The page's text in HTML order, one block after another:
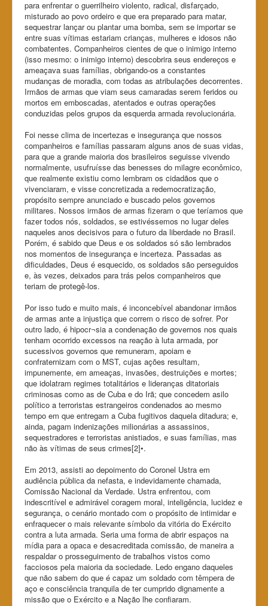
para enfrentar o guerrilheiro violento, radical, disfarçado,
misturado ao povo ordeiro e que era preparado para matar,
sequestrar lançar ou plantar uma bomba, sem se importar se
entre suas vítimas estariam crianças, mulheres e idosos não
combatentes. Companheiros cientes de que o inimigo interno
(isso mesmo: o inimigo interno) descobrira seus endereços e
ameaçava suas famílias, obrigando-os a constantes
mudanças de moradia, com todas as atribulações decorrentes.
Irmãos de armas que viam seus camaradas serem feridos ou
mortos em emboscadas, atentados e outras operações
conduzidas pelos grupos da esquerda armada revolucionária.
Foi nesse clima de incertezas e insegurança que nossos
companheiros e famílias passaram alguns anos de suas vidas,
para que a grande maioria dos brasileiros seguisse vivendo
normalmente, usufruísse das benesses do milagre econômico,
que realmente existiu como lembram os cidadãos que o
vivenciaram, e visse concretizada a redemocratização,
propósito sempre anunciado e buscado pelos governos
militares. Nossos irmãos de armas fizeram o que teríamos que
fazer todos nós, soldados, se estivéssemos no lugar deles
naqueles anos decisivos para o futuro da liberdade no Brasil.
Porém, é sabido que Deus e os soldados só são lembrados
nos momentos de insegurança e incerteza. Passadas as
dificuldades, Deus é esquecido, os soldados são perseguidos
e, às vezes, deixados para trás pelos companheiros que
teriam de protegê-los.
Por isso tudo e muito mais, é inconcebível abandonar irmãos
de armas ante a injustiça que correm o risco de sofrer. Por
outro lado, é hipocr¬sia a condenação de governos nos quais
tenham ocorrido excessos na reação à luta armada, por
sucessivos governos que remuneram, apoiam e
confraternizam com o MST, cujas ações resultam,
impunemente, em ameaças, invasões, destruições e mortes;
que idolatram regimes totalitários e lideranças ditatoriais
criminosas como as de Cuba e do Irã; que concedem asilo
político a terroristas estrangeiros condenados ao mesmo
tempo em que entregam a Cuba fugitivos daquela ditadura; e,
ainda, pagam indenizações milionárias a assassinos,
sequestradores e terroristas anistiados, e suas famílias, mas
não às vítimas de seus crimes[2]•.
Em 2013, assisti ao depoimento do Coronel Ustra em
audiência pública da nefasta, e indevidamente chamada,
Comissão Nacional da Verdade. Ustra enfrentou, com
indescritível e admirável coragem moral, inteligência, lucidez e
segurança, o cenário montado com o propósito de intimidar e
enfraquecer o mais relevante símbolo da vitória do Exército
contra a luta armada. Seria uma forma de abrir espaços na
mídia para a opaca e desacreditada comissão, de maneira a
respaldar o prosseguimento de trabalhos vistos como
facciosos pela maioria da sociedade. Ledo engano daqueles
que não sabem do que é capaz um soldado com têmpera de
aço e consciência tranquila de ter cumprido dignamente a
missão que o Exército e a Nação lhe confiaram.